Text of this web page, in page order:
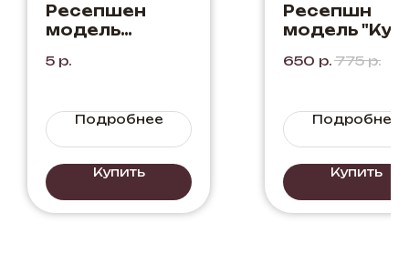
Ресепшен
модель
Бетон+Черный
5 р.
Подробнее
Купить
Ресепшн
модель
650 р. 775 р.
Подробнее
Купить